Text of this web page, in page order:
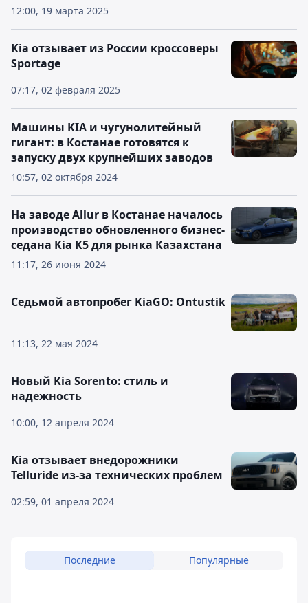
12:00, 19 марта 2025
07:17, 02 февраля 2025
Kia отзывает из России кроссоверы
Sportage
10:57, 02 октября 2024
Машины KIA и чугунолитейный
гигант: в Костанае готовятся к
запуску двух крупнейших заводов
11:17, 26 июня 2024
На заводе Allur в Костанае началось
производство обновленного бизнес-
седана Kia К5 для рынка Казахстана
11:13, 22 мая 2024
Седьмой автопробег KiaGO: Ontustik
10:00, 12 апреля 2024
Новый Kia Sorento: стиль и
надежность
02:59, 01 апреля 2024
Kia отзывает внедорожники
Telluride из-за технических проблем
Последние Популярные